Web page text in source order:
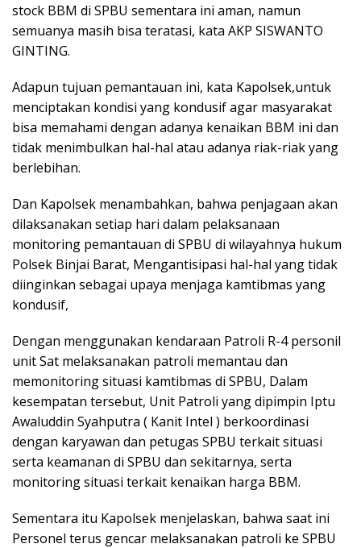
stock BBM di SPBU sementara ini aman, namun
semuanya masih bisa teratasi, kata AKP SISWANTO
GINTING.
Adapun tujuan pemantauan ini, kata Kapolsek,untuk
menciptakan kondisi yang kondusif agar masyarakat
bisa memahami dengan adanya kenaikan BBM ini dan
tidak menimbulkan hal-hal atau adanya riak-riak yang
berlebihan.
Dan Kapolsek menambahkan, bahwa penjagaan akan
dilaksanakan setiap hari dalam pelaksanaan
monitoring pemantauan di SPBU di wilayahnya hukum
Polsek Binjai Barat, Mengantisipasi hal-hal yang tidak
diinginkan sebagai upaya menjaga kamtibmas yang
kondusif,
Dengan menggunakan kendaraan Patroli R-4 personil
unit Sat melaksanakan patroli memantau dan
memonitoring situasi kamtibmas di SPBU, Dalam
kesempatan tersebut, Unit Patroli yang dipimpin Iptu
Awaluddin Syahputra ( Kanit Intel ) berkoordinasi
dengan karyawan dan petugas SPBU terkait situasi
serta keamanan di SPBU dan sekitarnya, serta
monitoring situasi terkait kenaikan harga BBM.
Sementara itu Kapolsek menjelaskan, bahwa saat ini
Personel terus gencar melaksanakan patroli ke SPBU